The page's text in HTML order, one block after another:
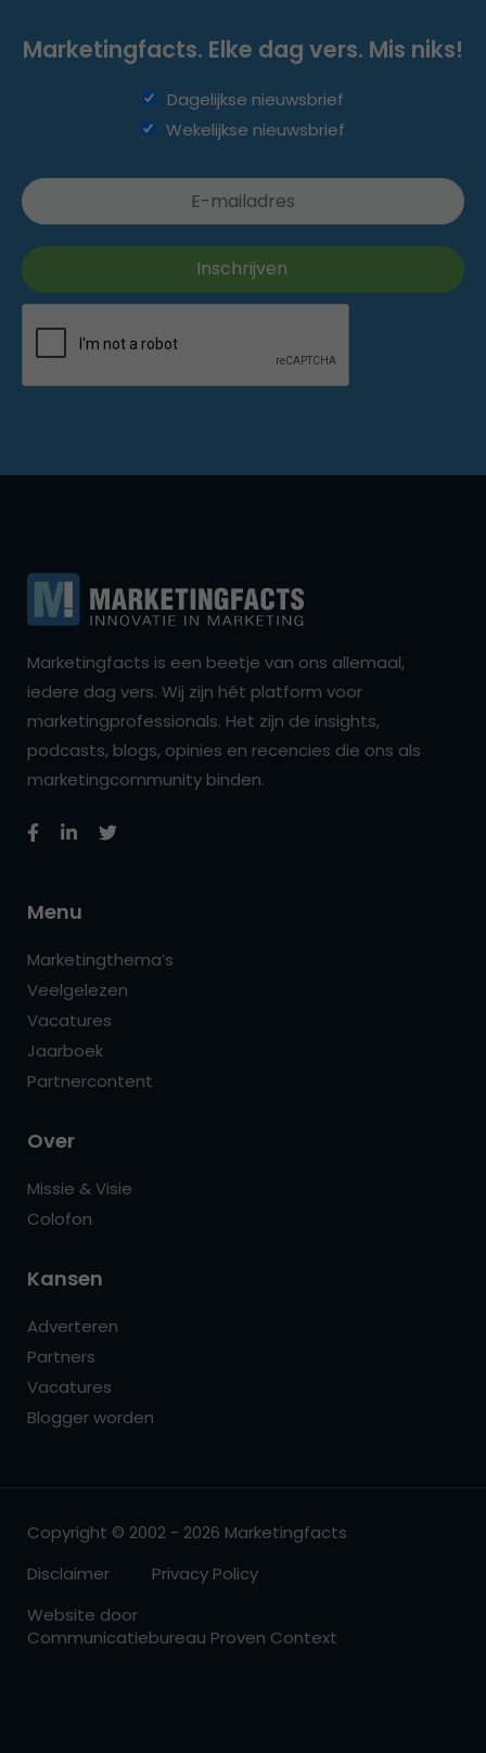
Marketingfacts. Elke dag vers. Mis niks!
Dagelijkse nieuwsbrief
Wekelijkse nieuwsbrief
Marketingfacts is een beetje van ons allemaal,
iedere dag vers. Wij zijn hét platform voor
marketingprofessionals. Het zijn de insights,
podcasts, blogs, opinies en recencies die ons als
marketingcommunity binden.
Menu
Marketingthema’s
Veelgelezen
Vacatures
Jaarboek
Partnercontent
Over
Missie & Visie
Colofon
Kansen
Adverteren
Partners
Vacatures
Blogger worden
Copyright © 2002 - 2026 Marketingfacts
Disclaimer
Privacy Policy
Website door
Communicatiebureau Proven Context